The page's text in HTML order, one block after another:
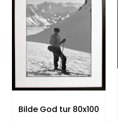
Bilde God tur 80x100